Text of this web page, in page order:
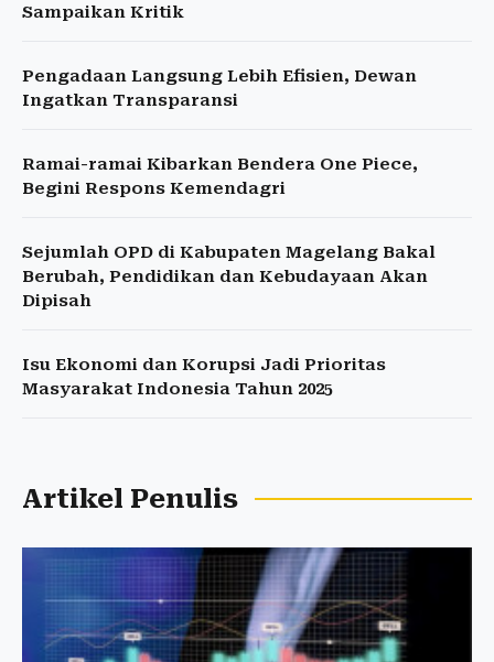
Sampaikan Kritik
Pengadaan Langsung Lebih Efisien, Dewan
Ingatkan Transparansi
Ramai-ramai Kibarkan Bendera One Piece,
Begini Respons Kemendagri
Sejumlah OPD di Kabupaten Magelang Bakal
Berubah, Pendidikan dan Kebudayaan Akan
Dipisah
Isu Ekonomi dan Korupsi Jadi Prioritas
Masyarakat Indonesia Tahun 2025
Artikel Penulis